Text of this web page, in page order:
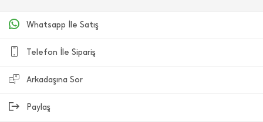
Whatsapp İle Satış
Telefon İle Sipariş
Arkadaşına Sor
Paylaş